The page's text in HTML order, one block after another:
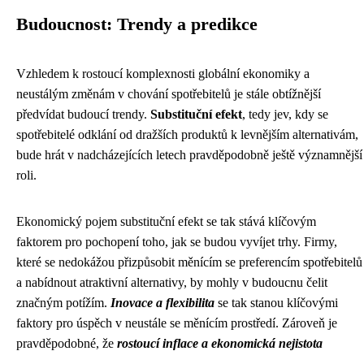
Budoucnost: Trendy a predikce
Vzhledem k rostoucí komplexnosti globální ekonomiky a
neustálým změnám v chování spotřebitelů je stále obtížnější
předvídat budoucí trendy. Substituční efekt, tedy jev, kdy se
spotřebitelé odklání od dražších produktů k levnějším alternativám,
bude hrát v nadcházejících letech pravděpodobně ještě významnější
roli.
Ekonomický pojem substituční efekt se tak stává klíčovým
faktorem pro pochopení toho, jak se budou vyvíjet trhy. Firmy,
které se nedokážou přizpůsobit měnícím se preferencím spotřebitelů
a nabídnout atraktivní alternativy, by mohly v budoucnu čelit
značným potížím. Inovace a flexibilita se tak stanou klíčovými
faktory pro úspěch v neustále se měnícím prostředí. Zároveň je
pravděpodobné, že rostoucí inflace a ekonomická nejistota